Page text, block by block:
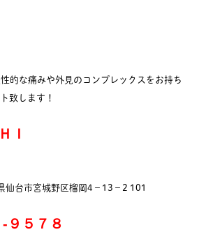
的な痛みや外見のコンプレックスをお持ち
致します！
Ｉ
仙台市宮城野区榴岡4−13−2 101
９５７８